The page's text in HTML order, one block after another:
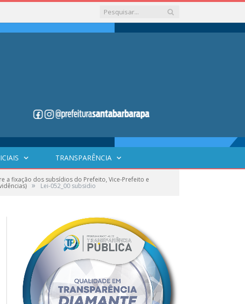
TRANSPARÊNCIA
a fixação dos subsídios do Prefeito, Vice-Prefeito e
» Lei-052_00 subsidio